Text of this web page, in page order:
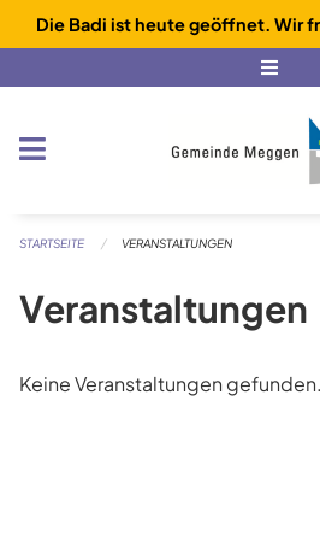
Die Badi ist heute geöffnet. Wir
STARTSEITE VERANSTALTUNGEN
Veranstaltungen
Keine Veranstaltungen gefunden.